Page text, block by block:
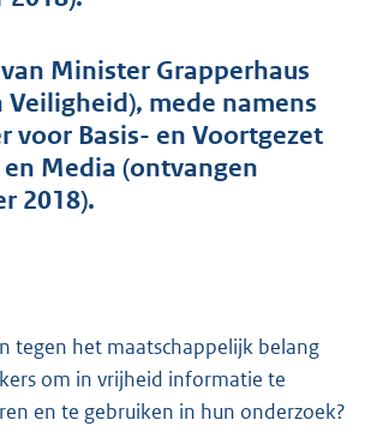
4
4
b
Minister Grapperhaus
Veiligheid), mede namens
voor Basis- en Voortgezet
Media (ontvangen
2018).
tegen het maatschappelijk belang
om in vrijheid informatie te
en te gebruiken in hun onderzoek?